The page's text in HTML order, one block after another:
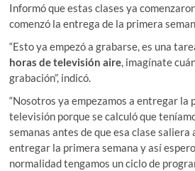
Informó que estas clases ya
comenzó la entrega de la primera
“Esto ya empezó a grabarse, es una
horas de televisión aire, imagínate
grabación”, indicó.
“Nosotros ya empezamos a entregar la
televisión porque se calculó que
semanas antes de que esa clase saliera
entregar la primera semana y así
normalidad tengamos un ciclo de